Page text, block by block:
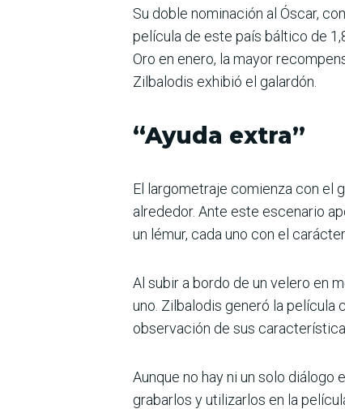
Su doble nominación al Óscar,
película de este país báltico de
Oro en enero, la mayor
Zilbalodis exhibió el galardón.
“Ayuda extra”
El largometraje comienza con el
alrededor. Ante este escenario
un lémur, cada uno con el
Al subir a bordo de un velero en
uno. Zilbalodis generó la película
observación de sus
Aunque no hay ni un solo
grabarlos y utilizarlos en la